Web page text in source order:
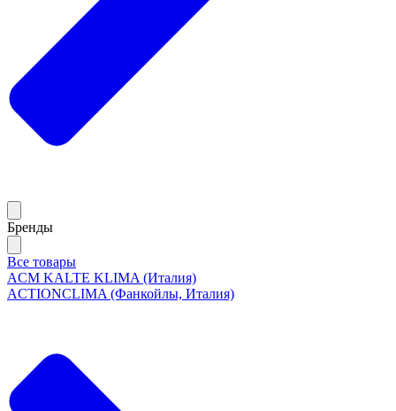
Бренды
Все товары
ACM KALTE KLIMA (Италия)
ACTIONCLIMA (Фанкойлы, Италия)